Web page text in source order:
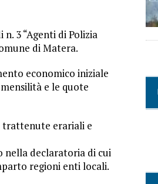
3 “Agenti di Polizia
di Matera.
economico iniziale
e le quote
erariali e
nella declaratoria di cui
regioni enti locali.